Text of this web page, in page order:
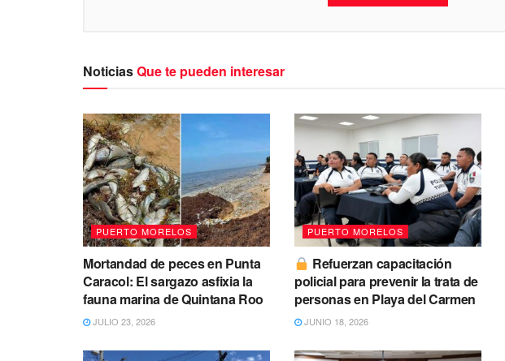
NoticiasQue te pueden interesar
PUERTO MORELOS
Mortandad de peces en Punta
Caracol: El sargazo asfixia la
fauna marina de Quintana Roo
JULIO 23, 2026
PUERTO MORELOS
Refuerzan capacitación
policial para prevenir la trata de
personas en Playa del Carmen
JUNIO 18, 2026